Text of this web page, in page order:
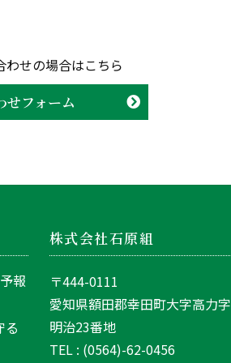
せの場合はこちら
せフォーム
報
る
株式会社石原組
〒444-0111
愛知県額田郡幸田町大字高力字
明治23番地
TEL : (0564)-62-0456